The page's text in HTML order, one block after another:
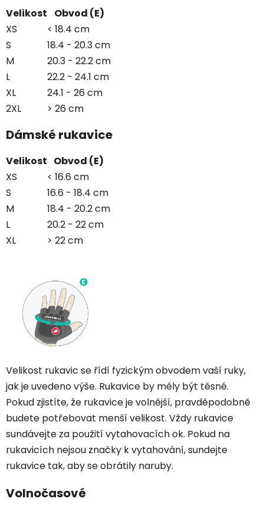
Velikost
Obvod (E)
XS
< 18.4 cm
S
18.4 - 20.3 cm
M
20.3 - 22.2 cm
L
22.2 - 24.1 cm
XL
24.1 - 26 cm
2XL
> 26 cm
Dámské rukavice
Velikost Obvod (E)
XS
< 16.6 cm
S
16.6 - 18.4 cm
M
18.4 - 20.2 cm
L
20.2 - 22 cm
XL
> 22 cm
Velikost rukavic se řídí fyzickým obvodem vaší ruky,
jak je uvedeno výše. Rukavice by měly být těsné.
Pokud zjistíte, že rukavice je volnější, pravděpodobně
budete potřebovat menší velikost. Vždy rukavice
sundávejte za použití vytahovacích ok. Pokud na
rukavicích nejsou značky k vytahování, sundejte
rukavice tak, aby se obrátily naruby.
Volnočasové